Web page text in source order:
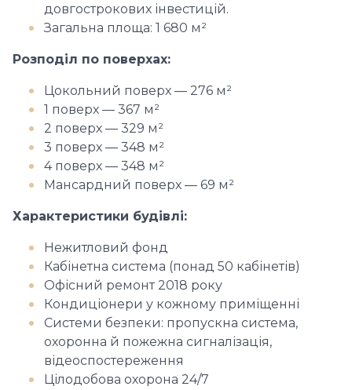
довгострокових інвестицій.
Загальна площа: 1 680 м²
Розподіл по поверхах:
Цокольний поверх — 276 м²
1 поверх — 367 м²
2 поверх — 329 м²
3 поверх — 348 м²
4 поверх — 348 м²
Мансардний поверх — 69 м²
Характеристики будівлі:
Нежитловий фонд
Кабінетна система (понад 50 кабінетів)
Офісний ремонт 2018 року
Кондиціонери у кожному приміщенні
Системи безпеки: пропускна система,
охоронна й пожежна сигналізація,
відеоспостереження
Цілодобова охорона 24/7